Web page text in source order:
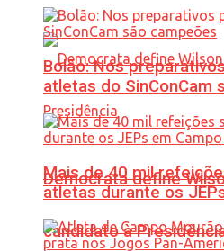
Democrata define
candidato à
Bolão: Nos
atletas do SinConCam
Mais de 40 mil
atletas durante os